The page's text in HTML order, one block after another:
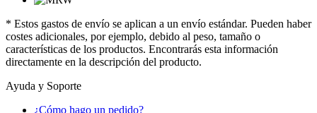
* Estos gastos de envío se aplican a un envío estándar. Pueden haber
costes adicionales, por ejemplo, debido al peso, tamaño o
características de los productos. Encontrarás esta información
directamente en la descripción del producto.
Ayuda y Soporte
¿Cómo hago un pedido?